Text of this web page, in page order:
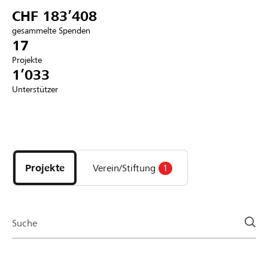
Anmelden
DE FR IT
CHF 183’408
gesammelte Spenden
17
Projekte
1’033
Unterstützer
Projekte
und
Organisationen
Projekte Verein/Stiftung 1
Suche